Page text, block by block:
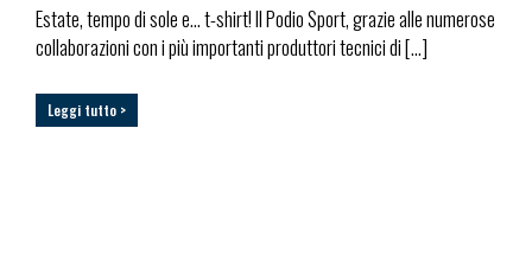
Estate, tempo di sole e… t-shirt! Il Podio Sport, grazie alle numerose
collaborazioni con i più importanti produttori tecnici di […]
Leggi tutto >